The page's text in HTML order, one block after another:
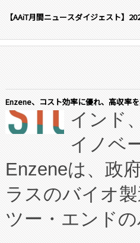
【AAiT月間ニュースダイジェスト】
Enzene、コスト効率に優れ、高収率
インド
イノベ
Enzeneは、政
ラスのバイオ
ツー・エンド